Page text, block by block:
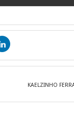
KAELZINHO